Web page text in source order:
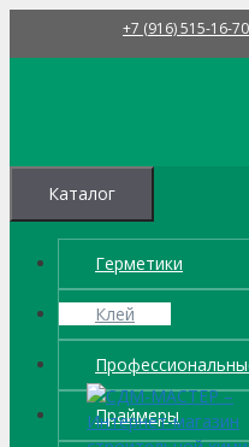
+7 (916) 515-16-70
Каталог
Герметики
Клей
Праймеры